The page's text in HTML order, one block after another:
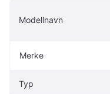
Modellnavn
Merke
Typ